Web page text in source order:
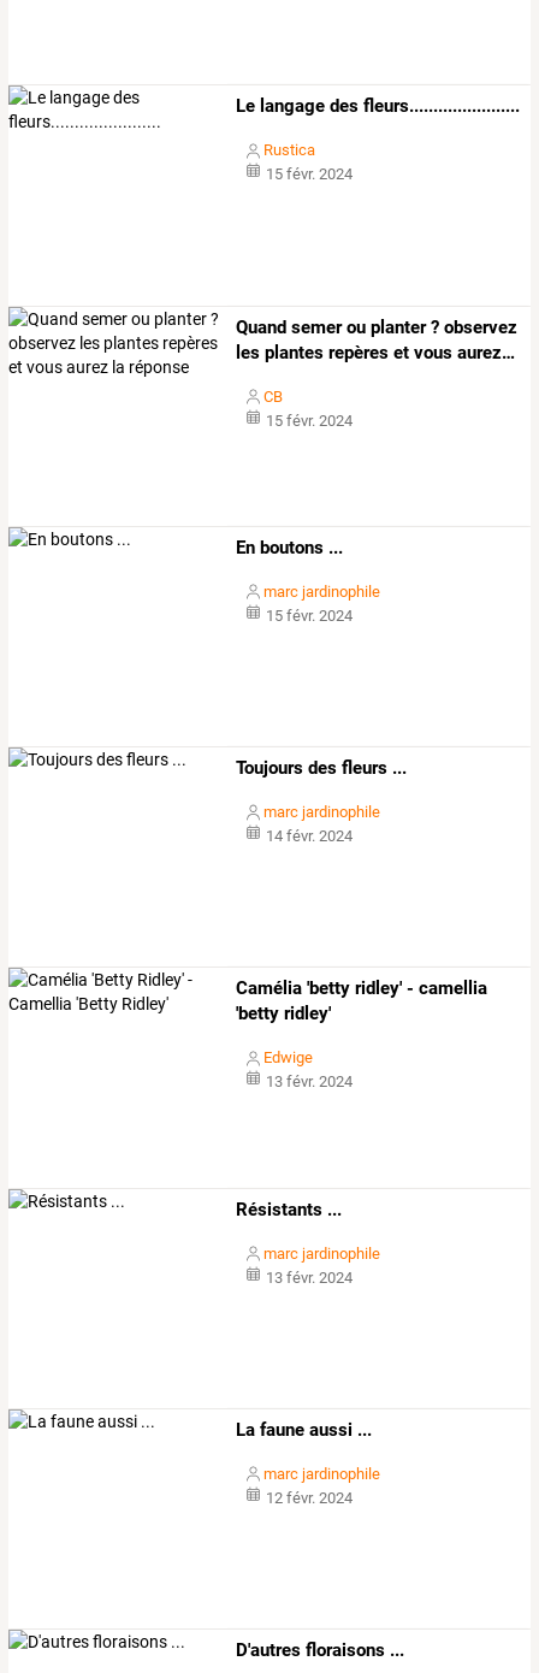
Le langage des fleurs.......................
Rustica
15 févr. 2024
Quand semerou planter? observez
les plantes repères et vous aurez…
CB
15 févr. 2024
En boutons ...
marc jardinophile
15 févr. 2024
Toujours des fleurs ...
marc jardinophile
14 févr. 2024
Camélia 'betty ridley' - camellia
'betty ridley'
Edwige
13 févr. 2024
Résistants ...
marc jardinophile
13 févr. 2024
La faune aussi ...
marc jardinophile
12 févr. 2024
D'autres floraisons ...